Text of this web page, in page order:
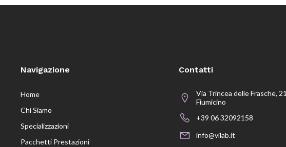
Navigazione
Home
Chi Siamo
Specializzazioni
Pacchetti Prestazioni
Contatti
Via Trincea delle Frasche,
Fiumicino
+39 06 32092158
info@vilab.it